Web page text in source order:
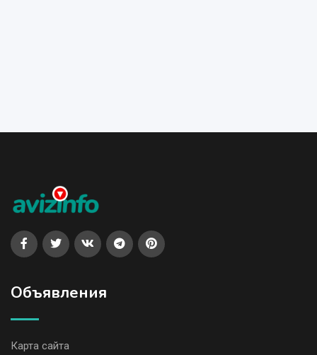
Объявления
Карта сайта